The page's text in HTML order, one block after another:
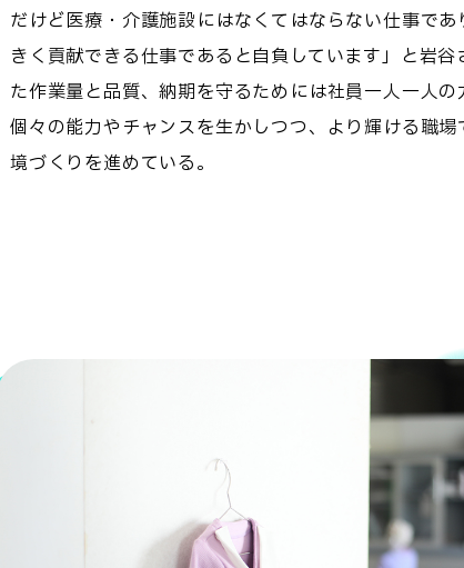
だけど医療・介護施設にはなくてはならない仕事であ
きく貢献できる仕事であると自負しています」と岩谷
た作業量と品質、納期を守るためには社員一人一人の
個々の能力やチャンスを生かしつつ、より輝ける職場
境づくりを進めている。